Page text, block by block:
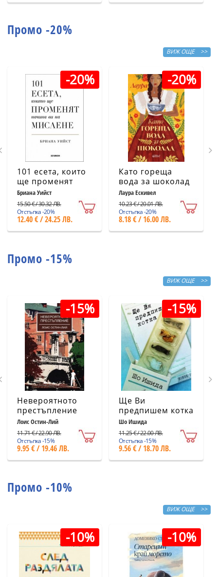
Промо -20%
ВИЖ ОЩЕ >>
-20%
101 есета, които
ще променят
начина ви на
мислене
Бриана Уийст
15.50 € / 30.32 ЛВ.
Отстъпка -20%
12.40 € / 24.25 ЛВ.
-20%
Като гореща
вода за шоколад
(ново издание)
Лаура Ескивел
10.23 € / 20.01 ЛВ.
Отстъпка -20%
8.18 € / 16.00 ЛВ.
Промо -15%
ВИЖ ОЩЕ >>
-15%
Невероятното
престъпление
Лоис Остин-Лий
11.71 € / 22.90 ЛВ.
Отстъпка -15%
9.95 € / 19.46 ЛВ.
-15%
Ще Ви
предпишем котка
Шо Ишида
11.25 € / 22.00 ЛВ.
Отстъпка -15%
9.56 € / 18.70 ЛВ.
Промо -10%
ВИЖ ОЩЕ >>
-10% -10%